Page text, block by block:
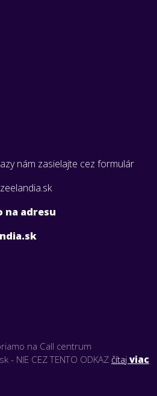
nám zasielajte cez formulár
na adresu
na Call centrum
- NIE CEZ TENTO ODKAZ čítaj viac